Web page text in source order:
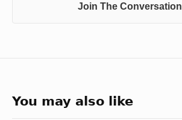
Join The Conversation
You may also like